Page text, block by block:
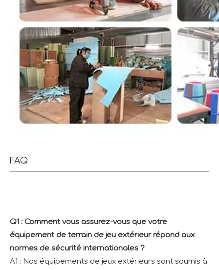
FAQ
Q1 : Comment vous assurez-vous que votre
équipement de terrain de jeu extérieur répond aux
normes de sécurité internationales ?
A1 : Nos équipements de jeux extérieurs sont soumis à